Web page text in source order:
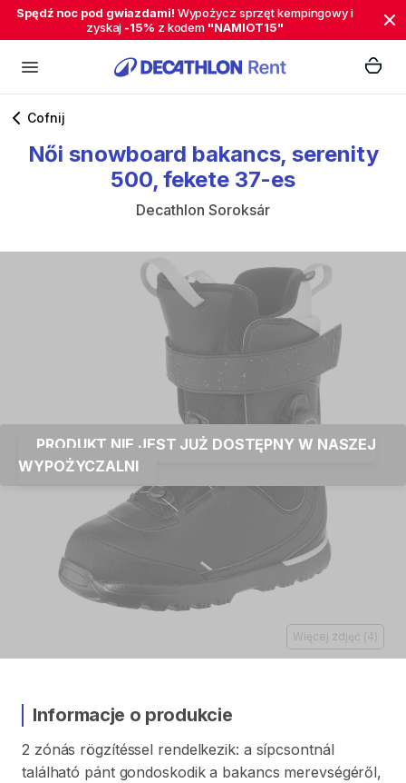
Spędź noc pod gwiazdami! Wypożycz sprzęt kempingowy i
zyskaj -15% z kodem "NAMIOT15"
Cofnij
Női snowboard bakancs​,​ serenity
500​,​ fekete 37-es
Decathlon Soroksár
PRODUKT NIE JEST JUŻ DOSTĘPNY W NASZEJ
WYPOŻYCZALNI
Więcej zdjęć (4 )
Informacje o produkcie
2 zónás rögzítéssel rendelkezik: a sípcsontnál
található pánt gondoskodik a bakancs merevségéről​,​